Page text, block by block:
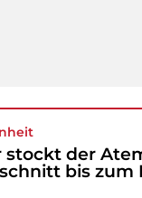
stockt der
bis zum